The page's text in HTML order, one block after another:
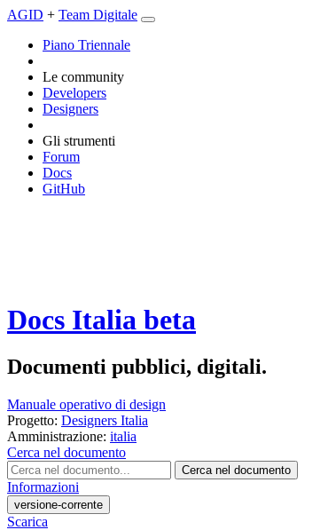
AGID + Team Digitale
Piano Triennale
Le community
Developers
Designers
Gli strumenti
Forum
Docs
GitHub
Docs Italia beta
Documenti pubblici, digitali.
Manuale operativo di design
Progetto: Designers Italia
Amministrazione: italia
Cerca nel documento
Cerca nel documento
Informazioni
versione-corrente
Scarica